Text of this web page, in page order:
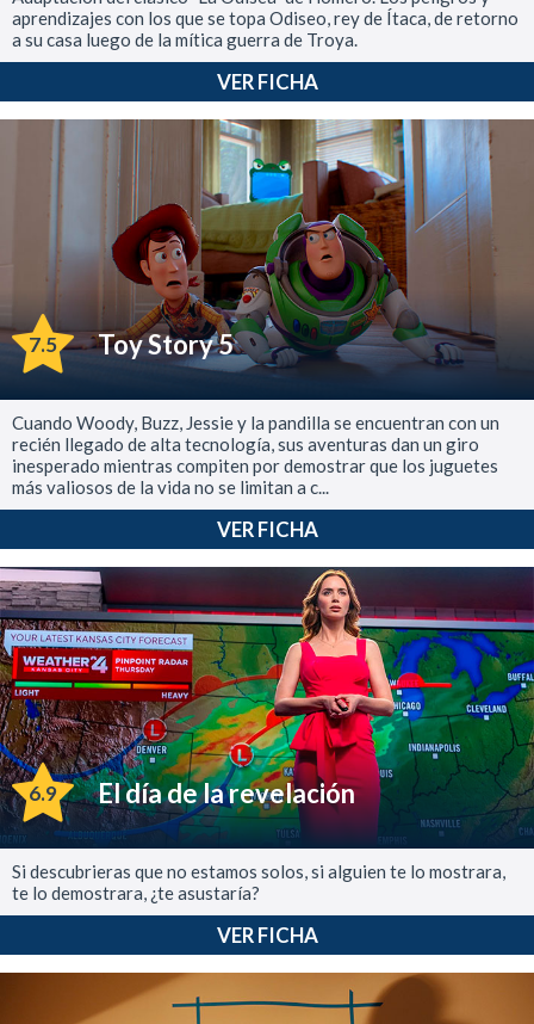
aprendizajes con los que se topa Odiseo, rey de Ítaca, de retorno
a su casa luego de la mítica guerra de Troya.
VER FICHA
7.5 Toy Story 5
Cuando Woody, Buzz, Jessie y la pandilla se encuentran con un
recién llegado de alta tecnología, sus aventuras dan un giro
inesperado mientras compiten por demostrar que los juguetes
más valiosos de la vida no se limitan a c...
VER FICHA
6.9 El día de la revelación
Si descubrieras que no estamos solos, si alguien te lo mostrara,
te lo demostrara, ¿te asustaría?
VER FICHA